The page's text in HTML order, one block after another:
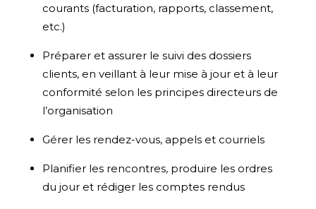
courants (facturation, rapports, classement,
etc.)
Préparer et assurer le suivi des dossiers
clients, en veillant à leur mise à jour et à leur
conformité selon les principes directeurs de
l’organisation
Gérer les rendez-vous, appels et courriels
Planifier les rencontres, produire les ordres
du jour et rédiger les comptes rendus